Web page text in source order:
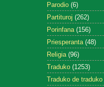
Parodio (6)
Partituroj (262)
Porinfana (156)
Priesperanta (48)
Religia (96)
Traduko (1253)
Traduko de traduko